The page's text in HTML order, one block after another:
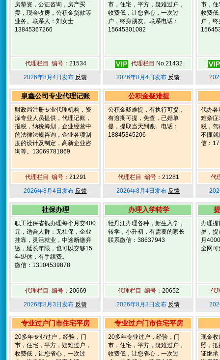
房垫资，公证咨询，房产买
卖，现金收房，公积金贷款等
业务。联系人：刘女士
13845367266
代理栏目 编号： 21534
2026年8月4日发布 反馈
市，住宅，平方，疑难过户，
收费低，让您省心，一次过
户，终身朋友。联系电话：
15645301082
代理栏目 No.21432
2026年8月4日发布 反馈
市，住
收费低
户，
泉鑫公司专业代理记账
财政局注册专业代理机构，资
深专业人员提供，代理记账，
报税，纳税筹划，企业经营中
的法律法规咨询，企业各项制
度的设计及制定，高新企业咨
询等。13069781869
代理栏目 编号： 21291
2026年8月4日发布 反馈
公积金疑难提
公积金疑难提，有执行可提，
有逾期可提，免查，已婚单
提，提取当天到账。电话：
18845345206
代理栏目 编号： 21281
2026年8月4日发布 反馈
代办各
难杂症
税，驾
不懂就
信：
代
社保办理
职工社保省钱办理每个月交400
元，适合人群：无社保，企业
挂靠，灵活就业，中途断缴弃
缴，延长年限，也可以交够15
年退休，有手续费。
微信：13104539878
代理栏目 编号： 20669
2026年8月3日发布 反馈
办理入学转学
牡丹江办理各种，新生入学，
转学，小升初，有需要的家长
联系微信：38637943
代理栏目 编号： 20652
2026年8月3日发布 反馈
办理
岁，提
月
全网
代
专业过户门市住宅平房
20多年专业过户，经验，门
市，住宅，平方，疑难过户，
收费低，让您省心，一次过
专业过户门市住宅平房
20多年专业过户，经验，门
市，住宅，平方，疑难过户，
收费低，让您省心，一次过
现金收
照，
证继承